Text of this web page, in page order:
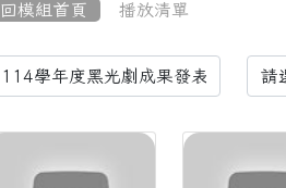
回模組首頁 播放清單
Video List
桃園藝起來開幕式